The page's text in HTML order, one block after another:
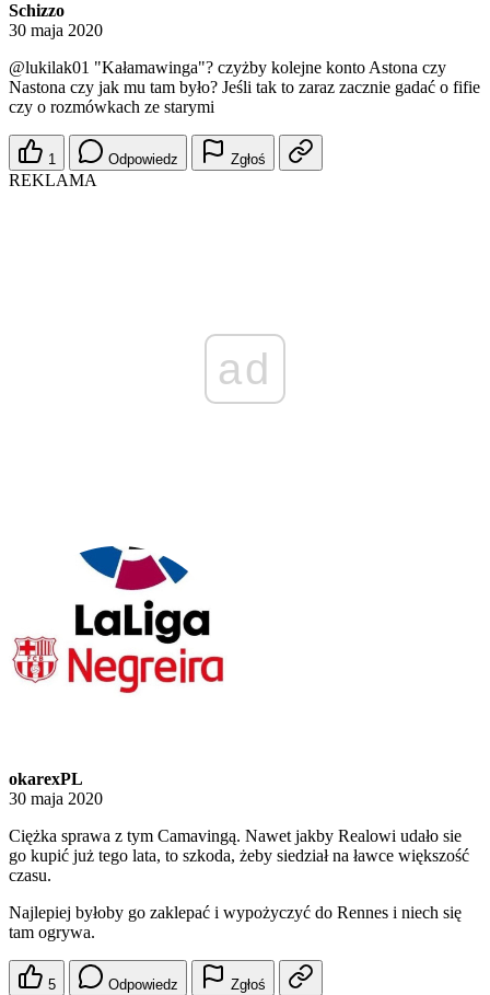
Schizzo
30 maja 2020
@lukilak01 "Kałamawinga"? czyżby kolejne konto Astona czy
Nastona czy jak mu tam było? Jeśli tak to zaraz zacznie gadać o fifie
czy o rozmówkach ze starymi
1 Odpowiedz Zgłoś
REKLAMA
ad
okarexPL
30 maja 2020
Ciężka sprawa z tym Camavingą. Nawet jakby Realowi udało sie
go kupić już tego lata, to szkoda, żeby siedział na ławce większość
czasu.
Najlepiej byłoby go zaklepać i wypożyczyć do Rennes i niech się
tam ogrywa.
5 Odpowiedz Zgłoś